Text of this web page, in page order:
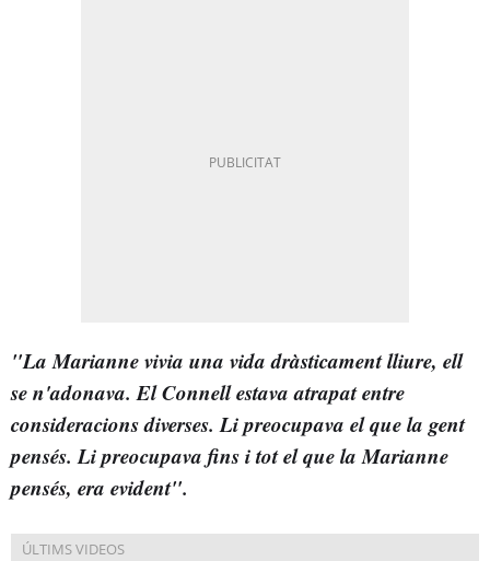
"La Marianne vivia una vida dràsticament lliure, ell
se n'adonava. El Connell estava atrapat entre
consideracions diverses. Li preocupava el que la gent
pensés. Li preocupava fins i tot el que la Marianne
pensés, era evident".